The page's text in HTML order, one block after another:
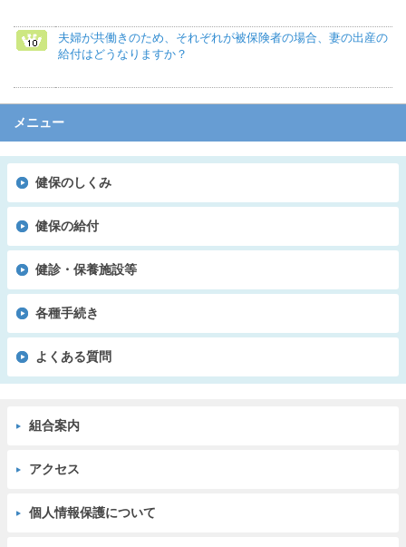
夫婦が共働きのため、それぞれが被保険者の場合、妻の出産の
給付はどうなりますか？
メニュー
健保のしくみ
健保の給付
健診・保養施設等
各種手続き
よくある質問
組合案内
アクセス
個人情報保護について